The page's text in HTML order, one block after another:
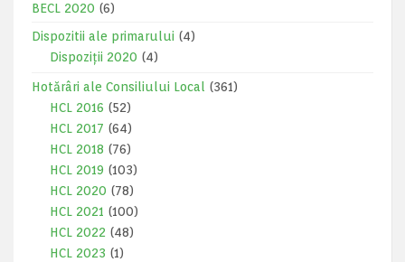
BECL 2020 (6)
Dispozitii ale primarului (4)
Dispoziții 2020 (4)
Hotărâri ale Consiliului Local
(361)
HCL 2016 (52)
HCL 2017 (64)
HCL 2018 (76)
HCL 2019 (103)
HCL 2020 (78)
HCL 2021 (100)
HCL 2022 (48)
HCL 2023 (1)